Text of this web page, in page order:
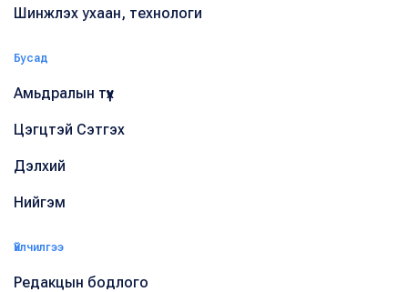
Шинжлэх ухаан, технологи
Бусад
Амьдралын түүх
Цэгцтэй Сэтгэх
Дэлхий
Нийгэм
Үйлчилгээ
Редакцын бодлого